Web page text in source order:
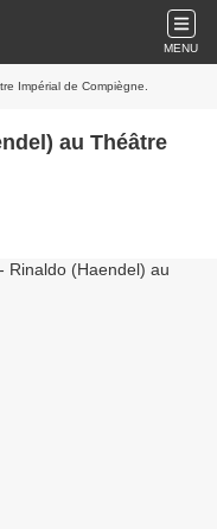
MENU
Impérial de Compiègne.
au Théâtre